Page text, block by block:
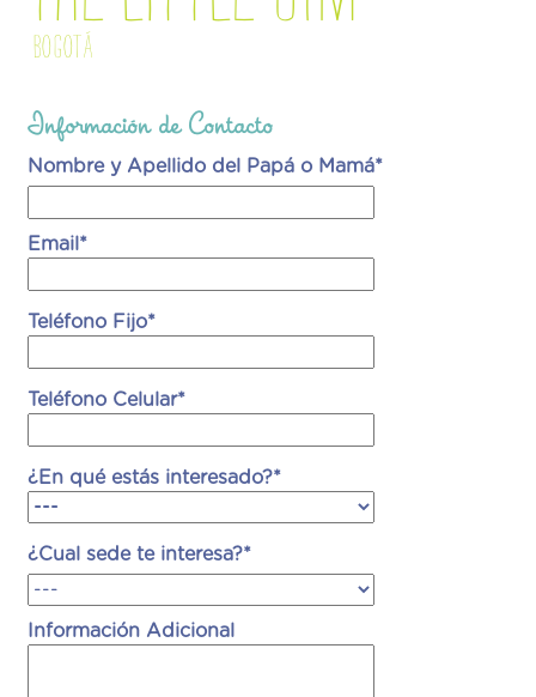
Bogotá
Información de Contacto
Nombre y Apellido del Papá o Mamá*
Email*
Teléfono Fijo*
Teléfono Celular*
¿En qué estás interesado?*
¿Cual sede te interesa?*
Información Adicional